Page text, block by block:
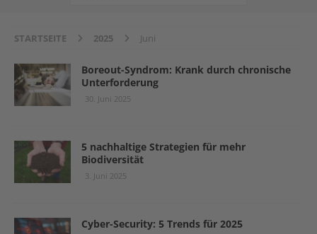
STARTSEITE 2025 Juni
Boreout-Syndrom: Krank durch chronische
Unterforderung
30. Juni 2025
5 nachhaltige Strategien für mehr
Biodiversität
3. Juni 2025
Cyber-Security: 5 Trends für 2025